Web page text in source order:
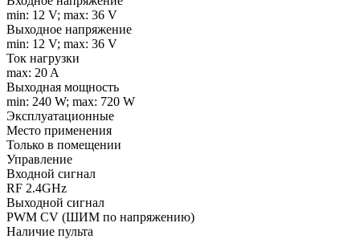
min: 12 V; max: 36 V
Выходное напряжение
min: 12 V; max: 36 V
Ток нагрузки
max: 20 A
Выходная мощность
min: 240 W; max: 720 W
Эксплуатационные
Место применения
Только в помещении
Управление
Входной сигнал
RF 2.4GHz
Выходной сигнал
PWM СV (ШИМ по напряжению)
Наличие пульта